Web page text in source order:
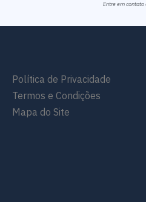
Entre em contato
Política de Privacidade
Termos e Condições
Mapa do Site